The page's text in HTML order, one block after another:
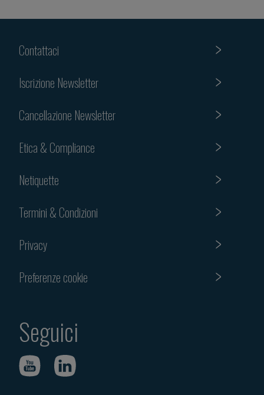
Contattaci
Iscrizione Newsletter
Cancellazione Newsletter
Etica & Compliance
Netiquette
Termini & Condizioni
Privacy
Preferenze cookie
Seguici